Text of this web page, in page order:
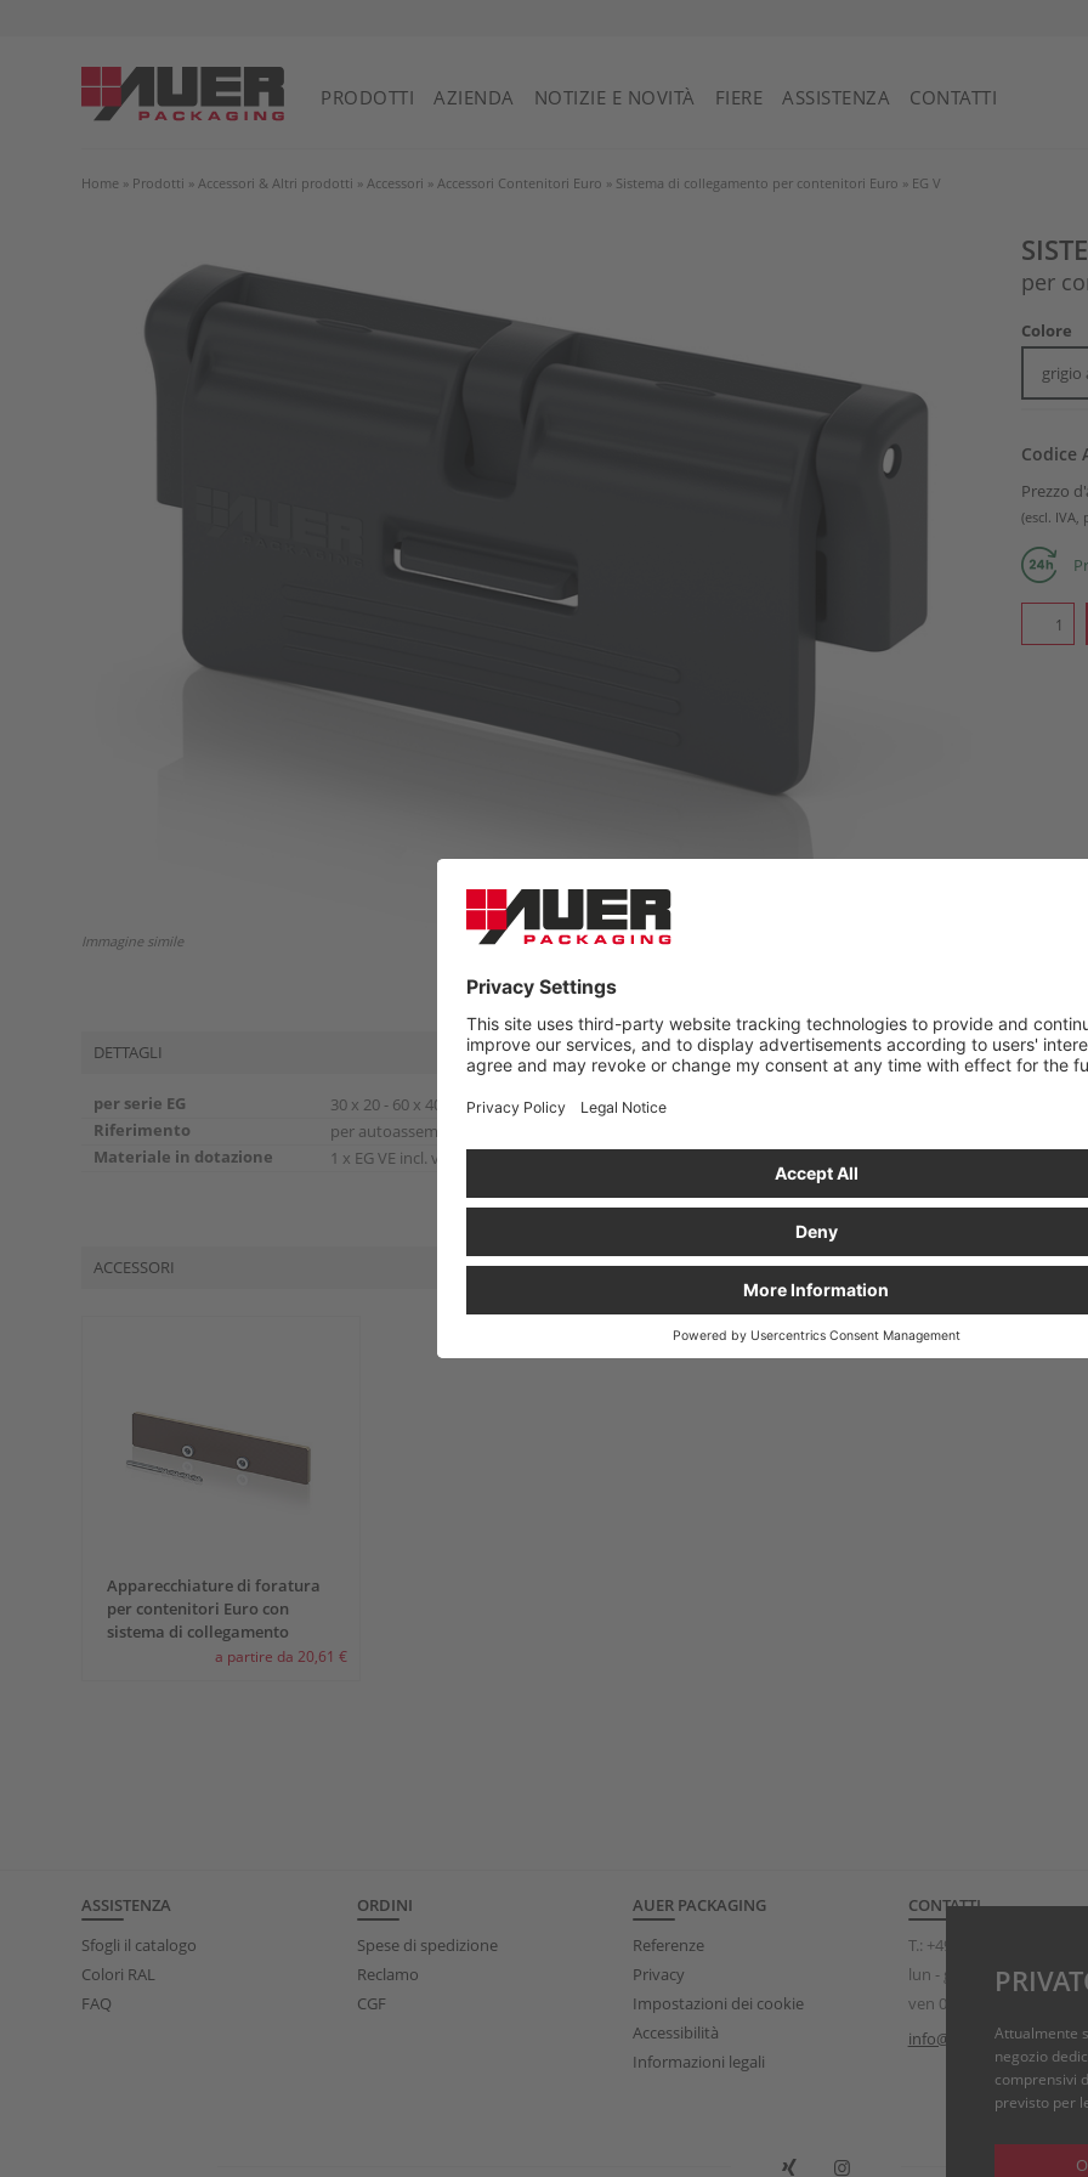
PRODOTTI AZIENDA NOTIZIE E NOVITÀ FIERE ASSISTENZA CONTATTI
Home » Prodotti » Accessori & Altri prodotti » Accessori » Accessori Contenitori Euro » Sistema di collegamento per contenitori Euro » EG V
Immagine simile
per
Colore
grigio
Codice
Prezzo
(escl. IVA,
DETTAGLI
per serie EG
30 x 20 - 60 x 40 cm
Riferimento
per autoassemblaggio
Materiale in dotazione
1 x EG VE incl. viti
Colore
grigio antracite simile RAL 7016
attenzione
coperchio a cerniera
ACCESSORI
Apparecchiature di foratura
per contenitori Euro con
sistema di collegamento
a partire da 20,61 €
ASSISTENZA
Sfogli il catalogo
Colori RAL
FAQ
ORDINI
Spese di spedizione
Reclamo
CGF
AUER PACKAGING
Referenze
Privacy
Impostazioni dei cookie
Accessibilità
Informazioni legali
CONTATTI
T.: +49 (0)8075 91333-840
lun - gio 08:00 - 17:00h
ven 08:00 - 15:00h
info@auer- Attualmente
negozio
comprensivi
previsto per